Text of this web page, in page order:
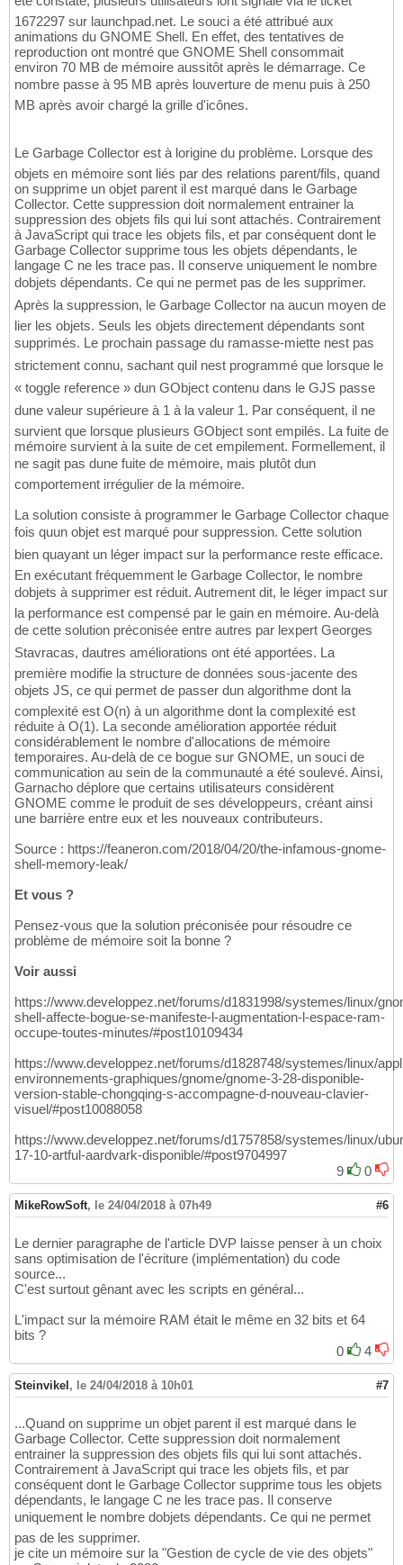
1672297 sur launchpad.net. Le souci a été attribué aux
animations du GNOME Shell. En effet, des tentatives de
reproduction ont montré que GNOME Shell consommait
environ 70 MB de mémoire aussitôt après le démarrage. Ce
nombre passe à 95 MB après louverture de menu puis à 250
MB après avoir chargé la grille d'icônes.
Le Garbage Collector est à lorigine du problème. Lorsque des
objets en mémoire sont liés par des relations parent/fils, quand
on supprime un objet parent il est marqué dans le Garbage
Collector. Cette suppression doit normalement entrainer la
suppression des objets fils qui lui sont attachés. Contrairement
à JavaScript qui trace les objets fils, et par conséquent dont le
Garbage Collector supprime tous les objets dépendants, le
langage C ne les trace pas. Il conserve uniquement le nombre
dobjets dépendants. Ce qui ne permet pas de les supprimer.
Après la suppression, le Garbage Collector na aucun moyen de
lier les objets. Seuls les objets directement dépendants sont
supprimés. Le prochain passage du ramasse-miette nest pas
strictement connu, sachant quil nest programmé que lorsque le
« toggle reference » dun GObject contenu dans le GJS passe
dune valeur supérieure à 1 à la valeur 1. Par conséquent, il ne
survient que lorsque plusieurs GObject sont empilés. La fuite de
mémoire survient à la suite de cet empilement. Formellement, il
ne sagit pas dune fuite de mémoire, mais plutôt dun
comportement irrégulier de la mémoire.
La solution consiste à programmer le Garbage Collector chaque
fois quun objet est marqué pour suppression. Cette solution
bien quayant un léger impact sur la performance reste efficace.
En exécutant fréquemment le Garbage Collector, le nombre
dobjets à supprimer est réduit. Autrement dit, le léger impact sur
la performance est compensé par le gain en mémoire. Au-delà
de cette solution préconisée entre autres par lexpert Georges
Stavracas, dautres améliorations ont été apportées. La
première modifie la structure de données sous-jacente des
objets JS, ce qui permet de passer dun algorithme dont la
complexité est O(n) à un algorithme dont la complexité est
réduite à O(1). La seconde amélioration apportée réduit
considérablement le nombre d'allocations de mémoire
temporaires. Au-delà de ce bogue sur GNOME, un souci de
communication au sein de la communauté a été soulevé. Ainsi,
Garnacho déplore que certains utilisateurs considèrent
GNOME comme le produit de ses développeurs, créant ainsi
une barrière entre eux et les nouveaux contributeurs.
Source : https://feaneron.com/2018/04/20/the-infamous-gnome-
shell-memory-leak/
Et vous ?
Pensez-vous que la solution préconisée pour résoudre ce
problème de mémoire soit la bonne ?
Voir aussi
https://www.developpez.net/forums/d1831998/systemes/linux/
shell-affecte-bogue-se-manifeste-l-augmentation-l-espace-ram-
occupe-toutes-minutes/#post10109434
https://www.developpez.net/forums/d1828748/systemes/linux/
environnements-graphiques/gnome/gnome-3-28-disponible-
version-stable-chongqing-s-accompagne-d-nouveau-clavier-
visuel/#post10088058
https://www.developpez.net/forums/d1757858/systemes/linux/
17-10-artful-aardvark-disponible/#post9704997
9
0
MikeRowSoft, le 24/04/2018 à 07h49 #6
Le dernier paragraphe de l'article DVP laisse penser à un choix
sans optimisation de l'écriture (implémentation) du code
source...
C'est surtout gênant avec les scripts en général...
L'impact sur la mémoire RAM était le même en 32 bits et 64
bits ?
0
4
Steinvikel , le 24/04/2018 à 10h01 #7
...Quand on supprime un objet parent il est marqué dans le
Garbage Collector. Cette suppression doit normalement
entrainer la suppression des objets fils qui lui sont attachés.
Contrairement à JavaScript qui trace les objets fils, et par
conséquent dont le Garbage Collector supprime tous les objets
dépendants, le langage C ne les trace pas. Il conserve
uniquement le nombre dobjets dépendants. Ce qui ne permet
pas de les supprimer.
je cite un mémoire sur la "Gestion de cycle de vie des objets"